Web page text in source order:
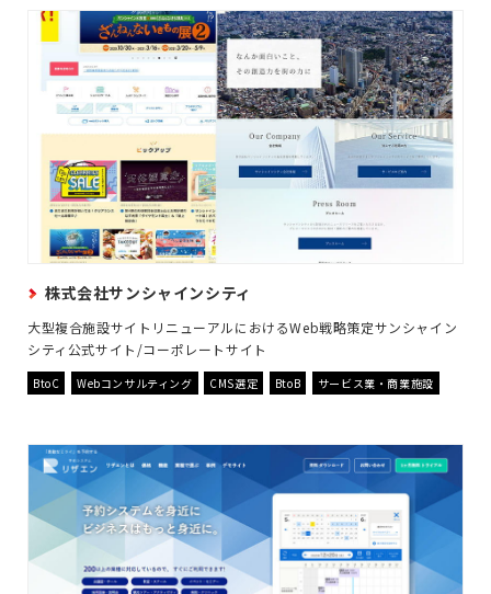
株式会社サンシャインシティ
大型複合施設サイトリニューアルにおけるWeb戦略策定サンシャイン
シティ公式サイト/コーポレートサイト
BtoC Webコンサルティング CMS選定 BtoB サービス業・商業施設